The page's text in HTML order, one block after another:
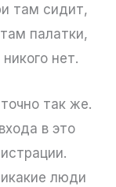
там сидит,
палатки,
нет.
так же.
в это
люди